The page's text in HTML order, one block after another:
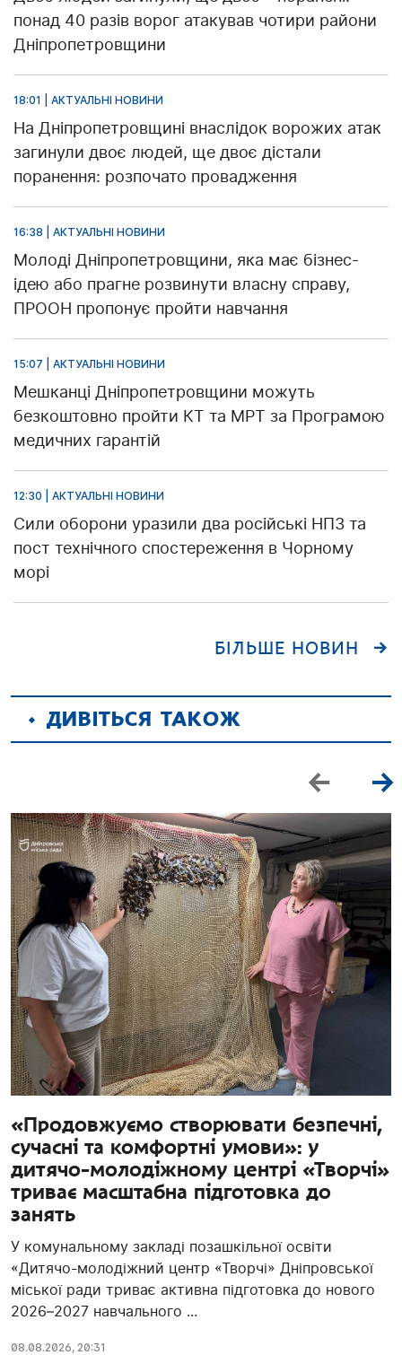
понад 40 разів ворог атакував чотири райони
Дніпропетровщини
18:01 | АКТУАЛЬНІ НОВИНИ
На Дніпропетровщині внаслідок ворожих атак
загинули двоє людей, ще двоє дістали
поранення: розпочато провадження
16:38 | АКТУАЛЬНІ НОВИНИ
Молоді Дніпропетровщини, яка має бізнес-
ідею або прагне розвинути власну справу,
ПРООН пропонує пройти навчання
15:07 | АКТУАЛЬНІ НОВИНИ
Мешканці Дніпропетровщини можуть
безкоштовно пройти КТ та МРТ за Програмою
медичних гарантій
12:30 | АКТУАЛЬНІ НОВИНИ
Сили оборони уразили два російські НПЗ та
пост технічного спостереження в Чорному
морі
БІЛЬШЕ НОВИН
ДИВІТЬСЯ ТАКОЖ
«Продовжуємо створювати безпечні,
сучасні та комфортні умови»: у
дитячо-молодіжному центрі «Творчі»
триває масштабна підготовка до
занять
У комунальному закладі позашкільної освіти
«Дитячо-молодіжний центр «Творчі» Дніпровської
міської ради триває активна підготовка до нового
2026–2027 навчального ...
08.08.2026, 20:31